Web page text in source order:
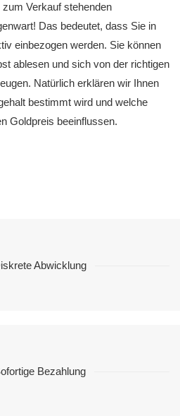
Verkauf stehenden
Das bedeutet, dass Sie in
einbezogen werden. Sie können
ablesen und sich von der richtigen
Natürlich erklären wir Ihnen
bestimmt wird und welche
Goldpreis beeinflussen.
Abwicklung
Bezahlung